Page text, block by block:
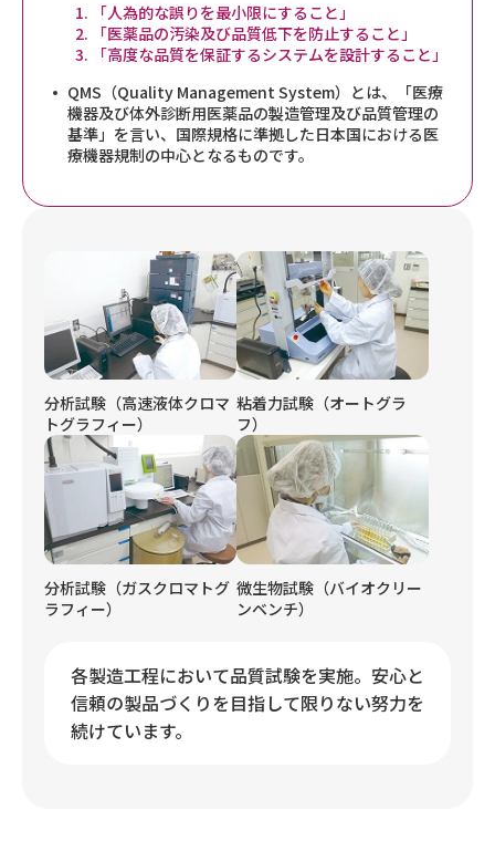
「人為的な誤りを最小限にすること」
「医薬品の汚染及び品質低下を防止すること」
「高度な品質を保証するシステムを設計すること」
QMS（Quality Management System）とは、「医療
機器及び体外診断用医薬品の製造管理及び品質管理の
基準」を言い、国際規格に準拠した日本国における医
療機器規制の中心となるものです。
分析試験（高速液体クロマ
トグラフィー）
粘着力試験（オートグラ
フ）
分析試験（ガスクロマトグ
ラフィー）
微生物試験（バイオクリー
ンベンチ）
各製造工程において品質試験を実施。安心と
信頼の製品づくりを目指して限りない努力を
続けています。